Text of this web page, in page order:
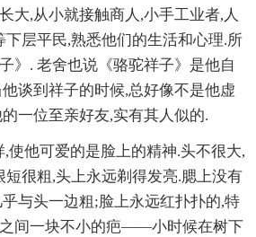
大,从小就接触商人,小手工业者,人
下层平民,熟悉他们的生活和心理.所
》. 老舍也说《骆驼祥子》是他自
谈到祥子的时候,总好像不是他虚
一位至亲好友,实有其人似的.
使他可爱的是脸上的精神.头不很大,
短很粗,头上永远剃得发亮.腮上没有
与头一边粗;脸上永远红扑扑的,特
间一块不小的疤——小时候在树下